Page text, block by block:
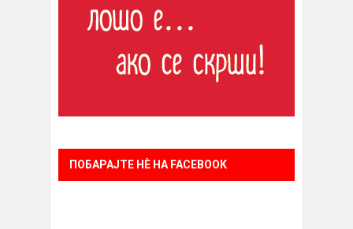
ПОБАРАЈТЕ НÈ НА FACEBOOK